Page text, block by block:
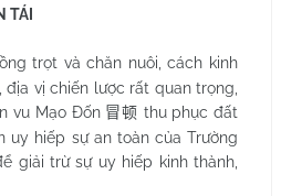
TÁI
trọt và chăn nuôi, cách kinh
vị chiến lược rất quan trọng,
vu Mạo Đốn 冒顿 thu phục đất
uy hiếp sự an toàn của Trường
giải trừ sự uy hiếp kinh thành,